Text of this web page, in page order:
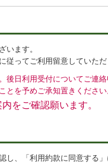
います。
従ってご利用留意していた
後日利用受付についてご連
とを予めご承知置きくださ
をご確認願います。
し、「利用約款に同意する